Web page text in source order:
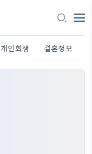
개인회생 결혼정보